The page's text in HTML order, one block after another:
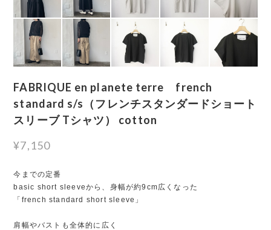
FABRIQUE en planete terre french
standard s/s（フレンチスタンダードショート
スリーブ Tシャツ） cotton
¥7,150
今までの定番
basic short sleeveから、身幅が約9cm広くなった
「french standard short sleeve」
肩幅やバストも全体的に広く